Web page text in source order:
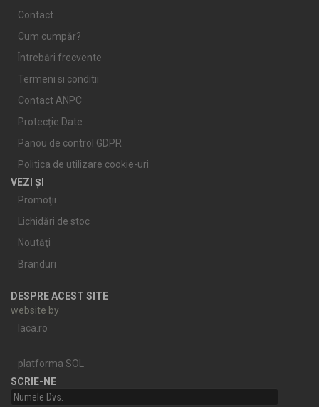
Contact
Cum cumpăr?
Întrebări frecvente
Termeni si conditii
Contact ANPC
Protecție Date
Panou de control GDPR
Politica de utilizare cookie-uri
VEZI ȘI
Promoţii
Lichidări de stoc
Noutăţi
Branduri
DESPRE ACEST SITE
website by
laca.ro
platforma SOL
SCRIE-NE